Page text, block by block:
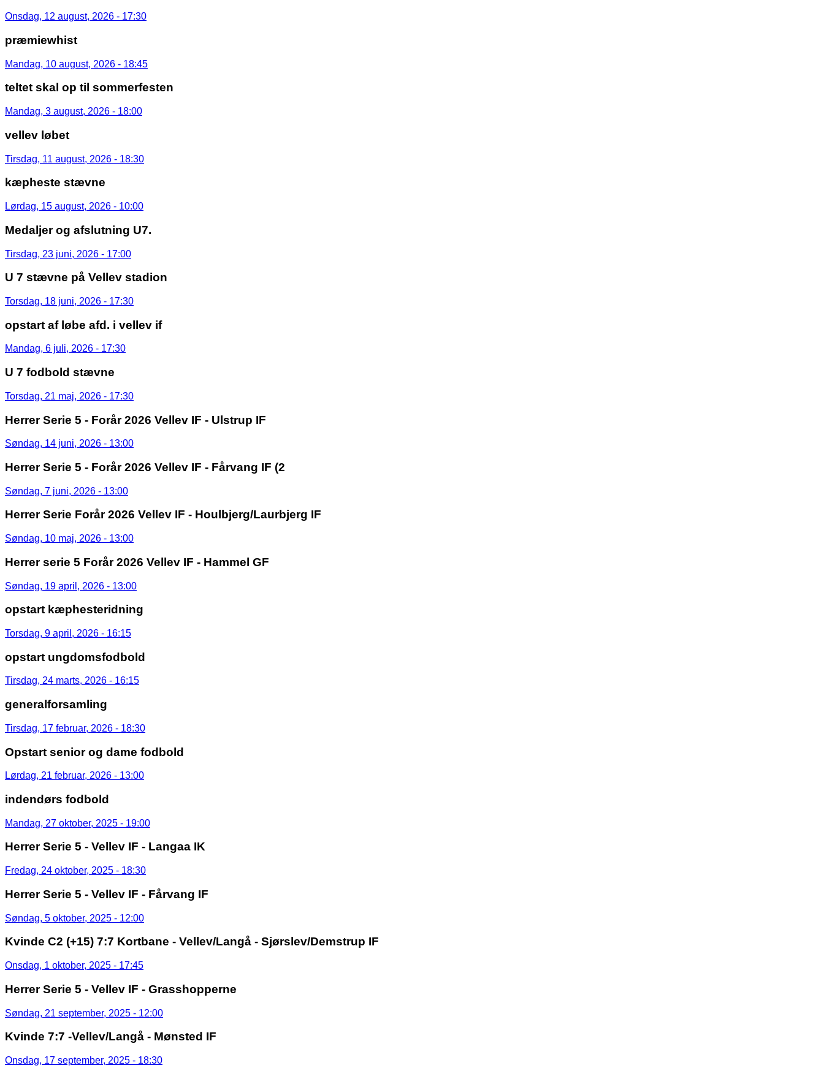
Onsdag, 12 august, 2026 - 17:30
præmiewhist
Mandag, 10 august, 2026 - 18:45
teltet skal op til sommerfesten
Mandag, 3 august, 2026 - 18:00
vellev løbet
Tirsdag, 11 august, 2026 - 18:30
kæpheste stævne
Lørdag, 15 august, 2026 - 10:00
Medaljer og afslutning U7.
Tirsdag, 23 juni, 2026 - 17:00
U 7 stævne på Vellev stadion
Torsdag, 18 juni, 2026 - 17:30
opstart af løbe afd. i vellev if
Mandag, 6 juli, 2026 - 17:30
U 7 fodbold stævne
Torsdag, 21 maj, 2026 - 17:30
Herrer Serie 5 - Forår 2026 Vellev IF - Ulstrup IF
Søndag, 14 juni, 2026 - 13:00
Herrer Serie 5 - Forår 2026 Vellev IF - Fårvang IF (2
Søndag, 7 juni, 2026 - 13:00
Herrer Serie Forår 2026 Vellev IF - Houlbjerg/Laurbjerg IF
Søndag, 10 maj, 2026 - 13:00
Herrer serie 5 Forår 2026 Vellev IF - Hammel GF
Søndag, 19 april, 2026 - 13:00
opstart kæphesteridning
Torsdag, 9 april, 2026 - 16:15
opstart ungdomsfodbold
Tirsdag, 24 marts, 2026 - 16:15
generalforsamling
Tirsdag, 17 februar, 2026 - 18:30
Opstart senior og dame fodbold
Lørdag, 21 februar, 2026 - 13:00
indendørs fodbold
Mandag, 27 oktober, 2025 - 19:00
Herrer Serie 5 - Vellev IF - Langaa IK
Fredag, 24 oktober, 2025 - 18:30
Herrer Serie 5 - Vellev IF - Fårvang IF
Søndag, 5 oktober, 2025 - 12:00
Kvinde C2 (+15) 7:7 Kortbane - Vellev/Langå - Sjørslev/Demstrup IF
Onsdag, 1 oktober, 2025 - 17:45
Herrer Serie 5 - Vellev IF - Grasshopperne
Søndag, 21 september, 2025 - 12:00
Kvinde 7:7 -Vellev/Langå - Mønsted IF
Onsdag, 17 september, 2025 - 18:30